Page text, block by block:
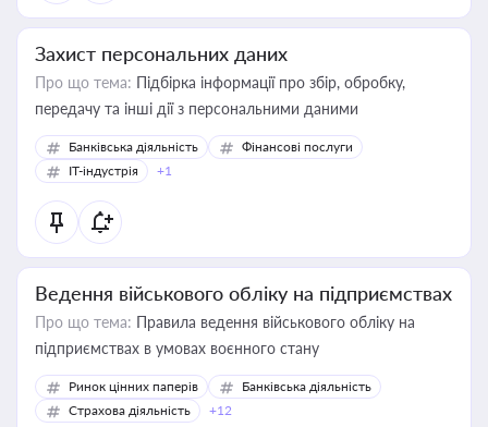
Захист персональних даних
Про що тема: Підбірка інформації про збір, обробку,
передачу та інші дії з персональними даними
Банківська діяльність
Фінансові послуги
IT-індустрія
+1
Ведення військового обліку на підприємствах
Про що тема: Правила ведення військового обліку на
підприємствах в умовах воєнного стану
Ринок цінних паперів
Банківська діяльність
Страхова діяльність
+12